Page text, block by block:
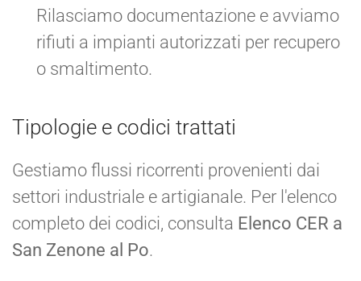
Rilasciamo documentazione e avviamo
rifiuti a impianti autorizzati per recupero
o smaltimento.
Tipologie e codici trattati
Gestiamo flussi ricorrenti provenienti dai
settori industriale e artigianale. Per l'elenco
completo dei codici, consulta Elenco CER a
San Zenone al Po.